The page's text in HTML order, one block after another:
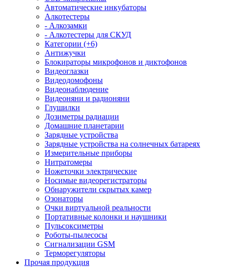
Автоматические инкубаторы
Алкотестеры
- Алкозамки
- Алкотестеры для СКУД
Категории (+6)
Антижучки
Блокираторы микрофонов и диктофонов
Видеоглазки
Видеодомофоны
Видеонаблюдение
Видеоняни и радионяни
Глушилки
Дозиметры радиации
Домашние планетарии
Зарядные устройства
Зарядные устройства на солнечных батареях
Измерительные приборы
Нитратомеры
Ножеточки электрические
Носимые видеорегистраторы
Обнаружители скрытых камер
Озонаторы
Очки виртуальной реальности
Портативные колонки и наушники
Пульсоксиметры
Роботы-пылесосы
Сигнализации GSM
Терморегуляторы
Прочая продукция